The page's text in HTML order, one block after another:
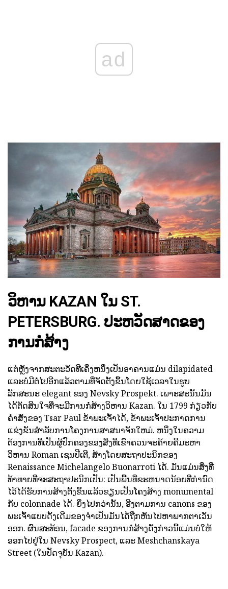
ad
ວິຫານ KAZAN ໃນ ST.
PETERSBURG. ປະຫວັດສາດຂອງ
ການກໍ່ສ້າງ
ແຕ່ຫຼັງຈາກສະຕະວັດທີເຄິ່ງຫນຶ່ງເປັນອາຄານແມ່ນ dilapidated
ແລະບໍ່ມີຕໍ່ໄປອີກແລ້ວຕາມທີ່ຈັດຕັ້ງຂຶ້ນໂດຍໃຊ້ເວລາໃນຮູບ
ລັກສະນະ elegant ຂອງ Nevsky Prospekt. ເພາະສະນັ້ນມັນ
ໄດ້ຕັດສິນໃຈທີ່ຈະມີການກໍ່ສ້າງວິຫານ Kazan. ໃນ 1799 ກ່ຽວກັບ
ຄໍາສັ່ງຂອງ Tsar Paul ຂ້າພະເຈົ້າໄດ້, ຂ້າພະເຈົ້າປະກາດການ
ແຂ່ງຂັນສໍາລັບການໂຄງການສາສນາຈັກໃຫມ່. ຫນຶ່ງໃນຄວາມ
ຕ້ອງການທີ່ເປັນຜູ້ປົກຄອງຂອງສິ່ງທີ່ເຂົາຄວນຈະຄ້າຍຄືມະຫາ
ວິຫານ Roman ເຊນປີເຕີ, ສ້າງໂດຍສະຖາປະນິກຂອງ
Renaissance Michelangelo Buonarroti ໄດ້. ມັນແມ່ນສິ່ງທີ່
ທ້າທາຍທີ່ຈະສະຖາປະນິກເປັນ: ເປັນພື້ນທີ່ຂະຫນາດນ້ອຍທີ່ກໍານົດ
ໄວ້ໄດ້ຮັບການສ້າງຕັ້ງຂຶ້ນແລ້ວຂຽນເປັນໂຄງສ້າງ monumental
ກັບ colonnade ໄດ້. ຍິ່ງໄປກວ່ານັ້ນ, ອີງຕາມການ canons ຂອງ
ພະເຈົ້າແບບດັ້ງເດີມຂອງຈໍາເປັນມັນໄດ້ຖືກຫັນໄປຫາພາກຕາເວັນ
ອອກ. ຜົນສະທ້ອນ, facade ຂອງການກໍ່ສ້າງດັ່ງກ່າວນີ້ແມ່ນບໍ່ໃຫ້
ອອກໄປຢູ່ໃນ Nevsky Prospect, ແລະ Meshchanskaya
Street (ໃນປັດຈຸບັນ Kazan).